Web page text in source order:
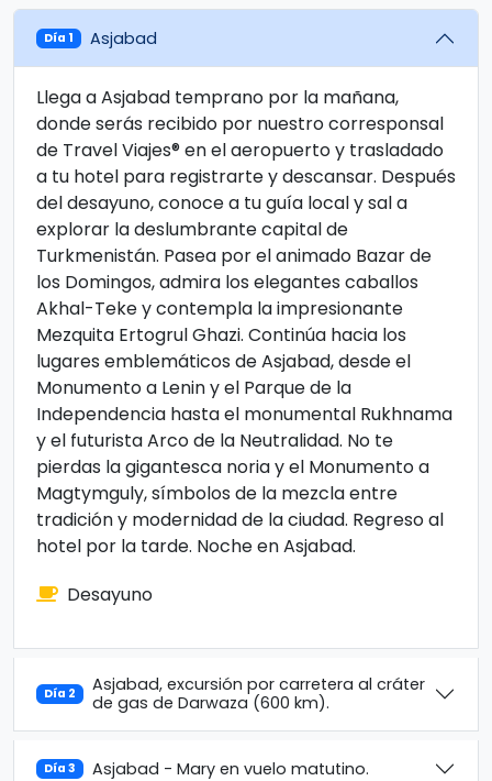
Día 1 Asjabad
Llega a Asjabad temprano por la mañana,
donde serás recibido por nuestro corresponsal
de Travel Viajes® en el aeropuerto y trasladado
a tu hotel para registrarte y descansar. Después
del desayuno, conoce a tu guía local y sal a
explorar la deslumbrante capital de
Turkmenistán. Pasea por el animado Bazar de
los Domingos, admira los elegantes caballos
Akhal-Teke y contempla la impresionante
Mezquita Ertogrul Ghazi. Continúa hacia los
lugares emblemáticos de Asjabad, desde el
Monumento a Lenin y el Parque de la
Independencia hasta el monumental Rukhnama
y el futurista Arco de la Neutralidad. No te
pierdas la gigantesca noria y el Monumento a
Magtymguly, símbolos de la mezcla entre
tradición y modernidad de la ciudad. Regreso al
hotel por la tarde. Noche en Asjabad.
Desayuno
Día 2
Asjabad, excursión por carretera al cráter
de gas de Darwaza (600 km).
Día 3 Asjabad - Mary en vuelo matutino.